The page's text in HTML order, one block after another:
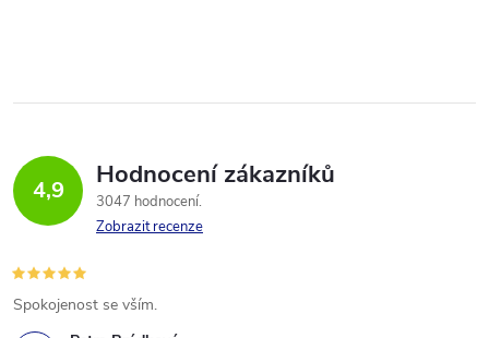
4,9 Hodnocení zákazníků
3047 hodnocení
Zobrazit recenze
Spokojenost se vším.